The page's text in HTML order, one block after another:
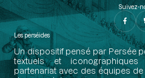
Suivez-
Les perséides
Un dispositif pensé par Persée
textuels et
partenariat avec des équipes